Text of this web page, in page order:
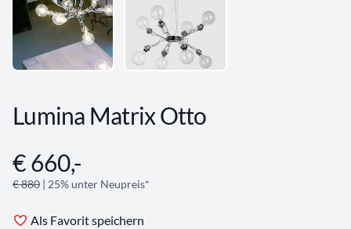
Lumina Matrix Otto
Angebotsinformationen
€ 660,-
€ 880 | 25% unter Neupreis*
Als Favorit speichern